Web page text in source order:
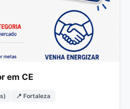
em CE
📍 Fortaleza